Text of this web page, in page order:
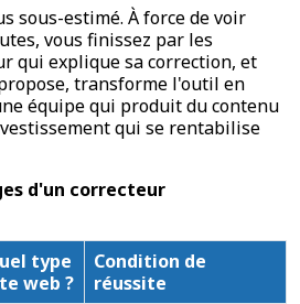
sous-estimé. À force de voir
vous finissez par les
qui explique sa correction, et
transforme l'outil en
équipe qui produit du contenu
qui se rentabilise
d'un correcteur
type
web ?
Condition de
réussite